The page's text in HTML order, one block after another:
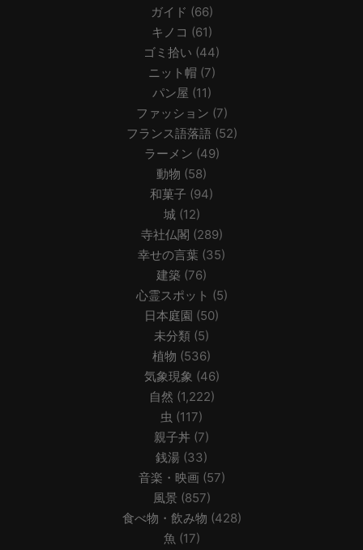
ガイド (66)
キノコ (61)
ゴミ拾い (44)
ニット帽 (7)
パン屋 (11)
ファッション (7)
フランス語落語 (52)
ラーメン (49)
動物 (58)
和菓子 (94)
城(12)
寺社仏閣 (289)
幸せの言葉 (35)
建築 (76)
心霊スポット (5)
日本庭園 (50)
未分類 (5)
植物 (536)
気象現象 (46)
自然 (1,222)
虫 (117)
親子丼 (7)
銭湯 (33)
音楽・映画 (57)
風景(857)
食べ物・飲み物 (428)
魚 (17)